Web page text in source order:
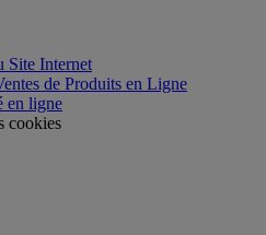
Site Internet
de Produits en Ligne
en ligne
cookies